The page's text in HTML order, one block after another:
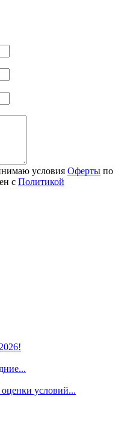
условия Оферты по
с Политикой
оценки условий...